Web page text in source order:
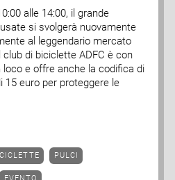
alle 14:00, il grande
si svolgerà nuovamente
al leggendario mercato
di biciclette ADFC è con
e offre anche la codifica di
euro per proteggere le
PULCI